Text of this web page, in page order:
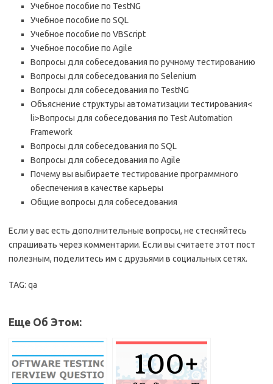
Учебное пособие по TestNG
Учебное пособие по SQL
Учебное пособие по VBScript
Учебное пособие по Agile
Вопросы для собеседования по ручному тестированию
Вопросы для собеседования по Selenium
Вопросы для собеседования по TestNG
Объяснение структуры автоматизации тестирования<
li>Вопросы для собеседования по Test Automation
Framework
Вопросы для собеседования по SQL
Вопросы для собеседования по Agile
Почему вы выбираете тестирование программного
обеспечения в качестве карьеры
Общие вопросы для собеседования
Если у вас есть дополнительные вопросы, не стесняйтесь
спрашивать через комментарии. Если вы считаете этот пост
полезным, поделитесь им с друзьями в социальных сетях.
TAG: qa
Еще Об Этом: